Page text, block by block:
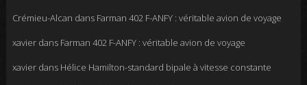
Crémieu-Alcan dans Farman 402 F-ANFY : véritable avion de voyage
xavierdans Farman 402 F-ANFY : véritable avion de voyage
xavierdans Hélice Hamilton-standard bipale à vitesse constante